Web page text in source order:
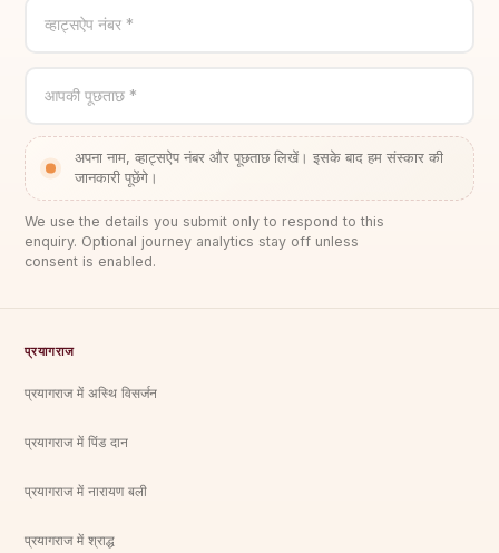
व्हाट्सऐप नंबर *
आपकी पूछताछ *
अपना नाम, व्हाट्सऐप नंबर और पूछताछ लिखें। इसके बाद हम संस्कार की
जानकारी पूछेंगे।
We use the details you submit only to respond to this
enquiry. Optional journey analytics stay off unless
consent is enabled.
प्रयागराज
प्रयागराज में अस्थि विसर्जन
प्रयागराज में पिंड दान
प्रयागराज में नारायण बली
प्रयागराज में श्राद्ध